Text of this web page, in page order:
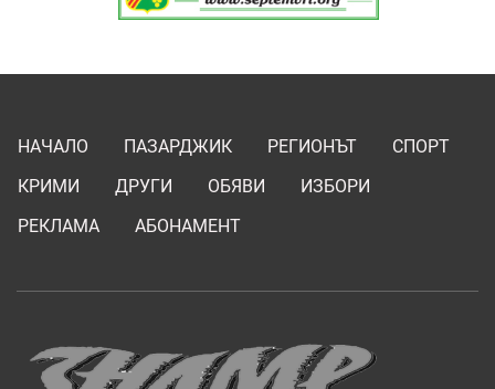
НАЧАЛО ПАЗАРДЖИК РЕГИОНЪТ
СПОРТ
КРИМИ
ДРУГИ ОБЯВИ
ИЗБОРИ
РЕКЛАМА
АБОНАМЕНТ